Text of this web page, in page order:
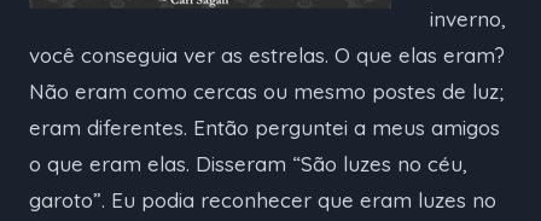
inverno,
você conseguia ver as estrelas. O que elas eram?
Não eram como cercas ou mesmo postes de luz;
eram diferentes. Então perguntei a meus amigos
o que eram elas. Disseram “São luzes no céu,
garoto”. Eu podia reconhecer que eram luzes no